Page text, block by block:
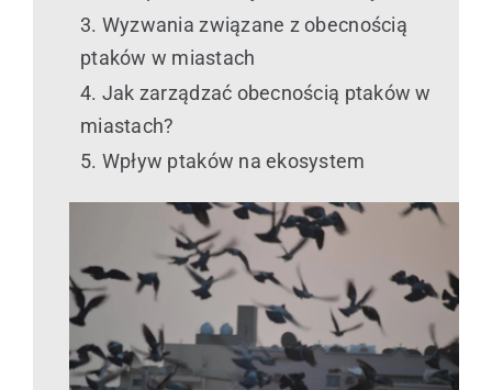
Wyzwania związane z obecnością
ptaków w miastach
Jak zarządzać obecnością ptaków w
miastach?
Wpływ ptaków na ekosystem